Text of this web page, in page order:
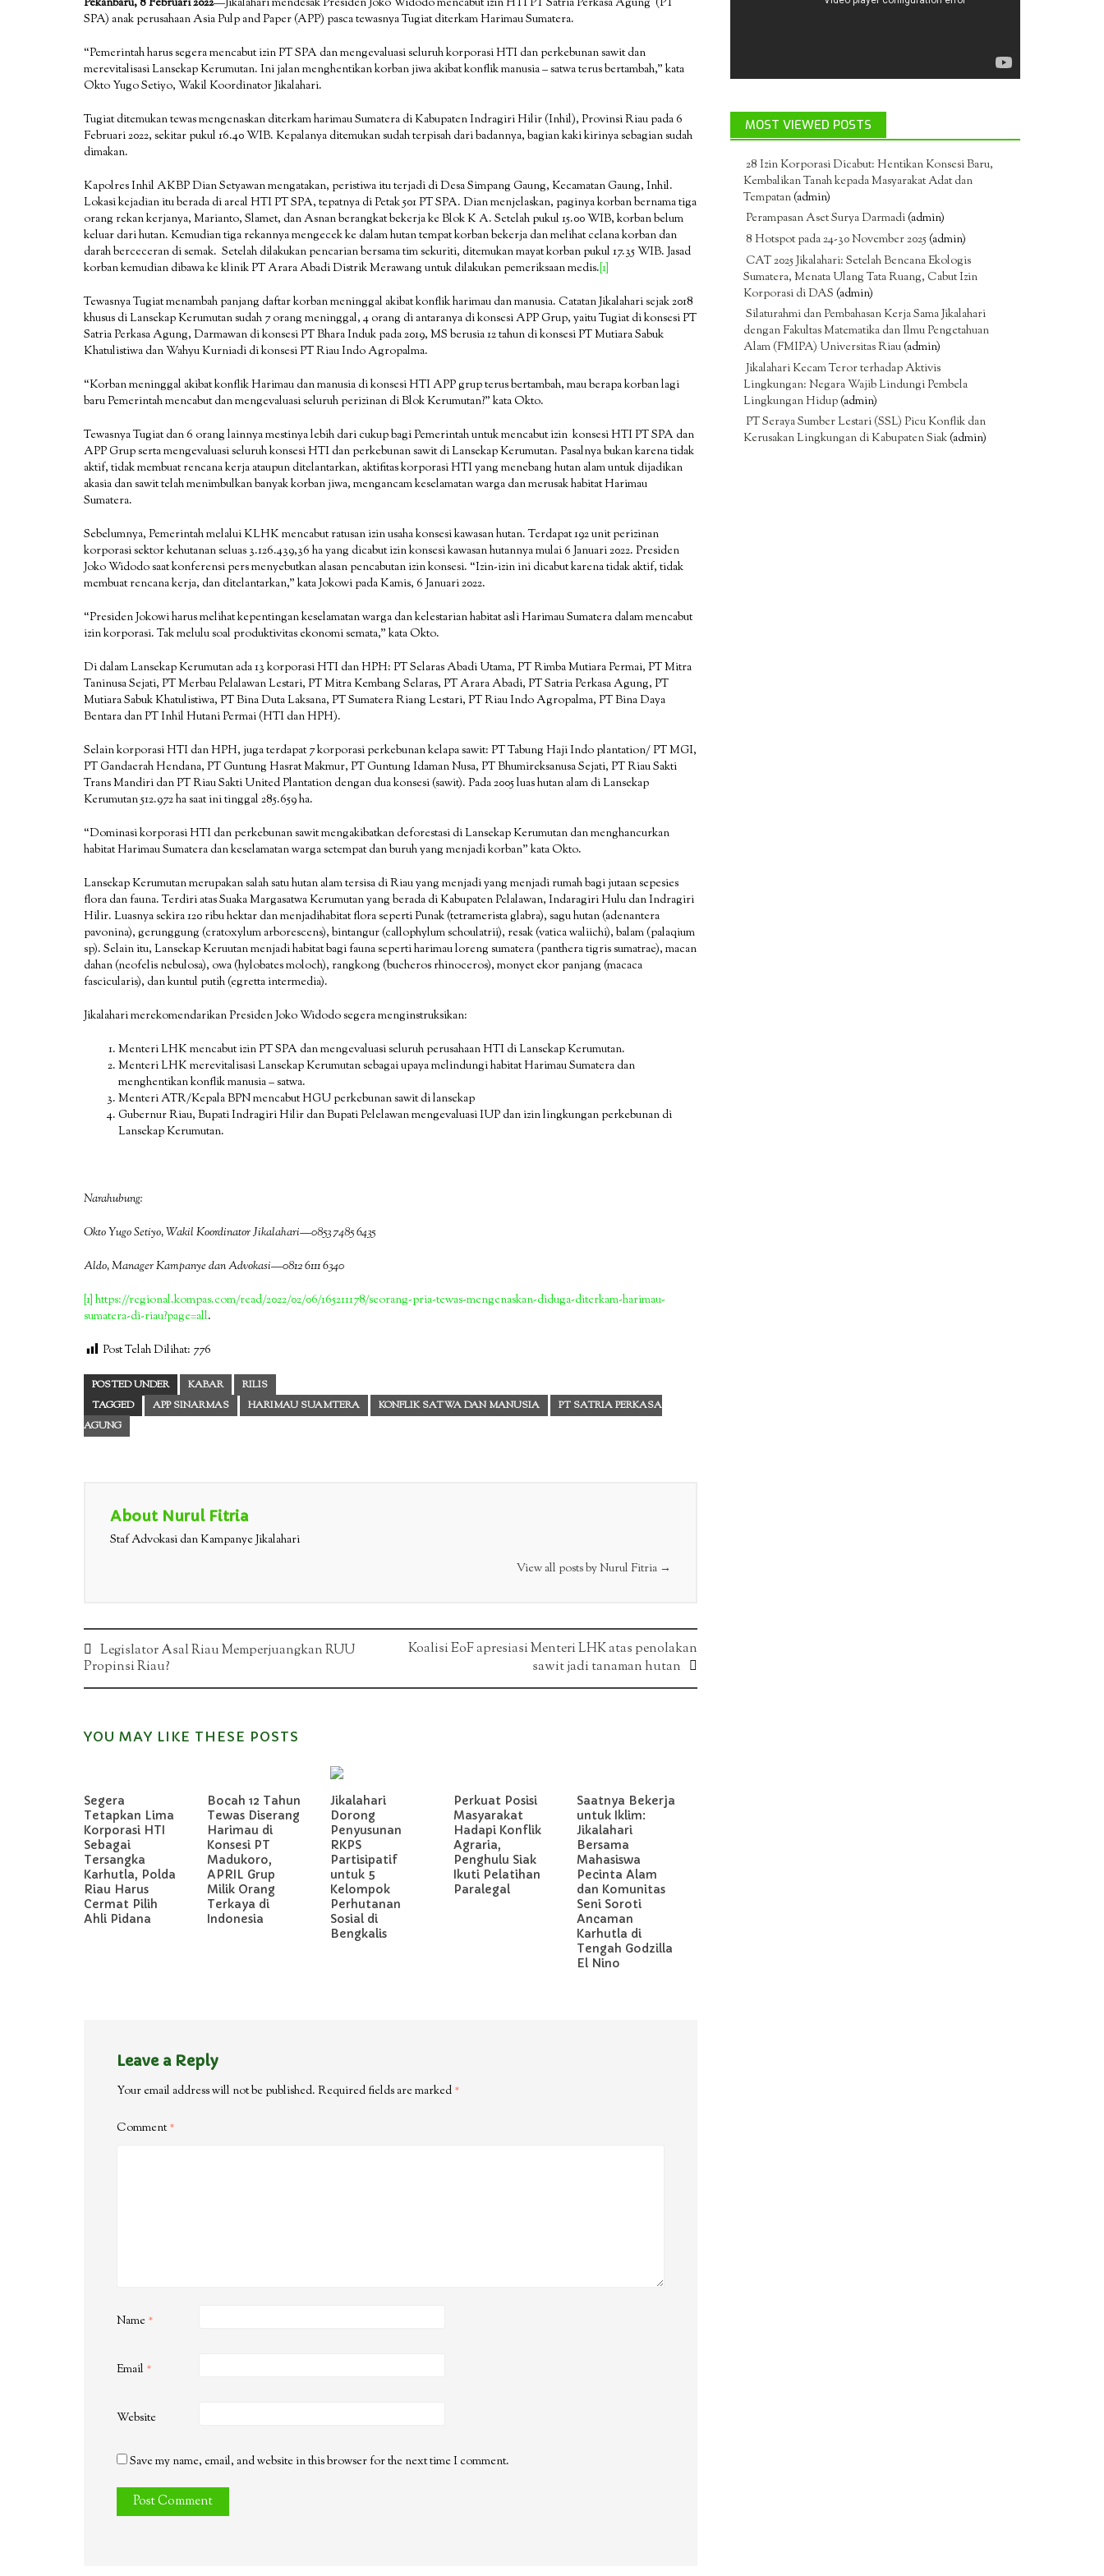
Pekanbaru, 8 Februari 2022—Jikalahari mendesak Presiden Joko Widodo mencabut izin HTI PT Satria Perkasa Agung (PT
SPA) anak perusahaan Asia Pulp and Paper (APP) pasca tewasnya Tugiat diterkam Harimau Sumatera.
“Pemerintah harus segera mencabut izin PT SPA dan mengevaluasi seluruh korporasi HTI dan perkebunan sawit dan
merevitalisasi Lansekap Kerumutan. Ini jalan menghentikan korban jiwa akibat konflik manusia – satwa terus bertambah,” kata
Okto Yugo Setiyo, Wakil Koordinator Jikalahari.
Tugiat ditemukan tewas mengenaskan diterkam harimau Sumatera di Kabupaten Indragiri Hilir (Inhil), Provinsi Riau pada 6
Februari 2022, sekitar pukul 16.40 WIB. Kepalanya ditemukan sudah terpisah dari badannya, bagian kaki kirinya sebagian sudah
dimakan.
Kapolres Inhil AKBP Dian Setyawan mengatakan, peristiwa itu terjadi di Desa Simpang Gaung, Kecamatan Gaung, Inhil.
Lokasi kejadian itu berada di areal HTI PT SPA, tepatnya di Petak 501 PT SPA. Dian menjelaskan, paginya korban bernama tiga
orang rekan kerjanya, Marianto, Slamet, dan Asnan berangkat bekerja ke Blok K A. Setelah pukul 15.00 WIB, korban belum
keluar dari hutan. Kemudian tiga rekannya mengecek ke dalam hutan tempat korban bekerja dan melihat celana korban dan
darah berceceran di semak. Setelah dilakukan pencarian bersama tim sekuriti, ditemukan mayat korban pukul 17.35 WIB. Jasad
korban kemudian dibawa ke klinik PT Arara Abadi Distrik Merawang untuk dilakukan pemeriksaan medis.[1]
Tewasnya Tugiat menambah panjang daftar korban meninggal akibat konflik harimau dan manusia. Catatan Jikalahari sejak 2018
khusus di Lansekap Kerumutan sudah 7 orang meninggal, 4 orang di antaranya di konsesi APP Grup, yaitu Tugiat di konsesi PT
Satria Perkasa Agung, Darmawan di konsesi PT Bhara Induk pada 2019, MS berusia 12 tahun di konsesi PT Mutiara Sabuk
Khatulistiwa dan Wahyu Kurniadi di konsesi PT Riau Indo Agropalma.
“Korban meninggal akibat konflik Harimau dan manusia di konsesi HTI APP grup terus bertambah, mau berapa korban lagi
baru Pemerintah mencabut dan mengevaluasi seluruh perizinan di Blok Kerumutan?” kata Okto.
Tewasnya Tugiat dan 6 orang lainnya mestinya lebih dari cukup bagi Pemerintah untuk mencabut izin konsesi HTI PT SPA dan
APP Grup serta mengevaluasi seluruh konsesi HTI dan perkebunan sawit di Lansekap Kerumutan. Pasalnya bukan karena tidak
aktif, tidak membuat rencana kerja ataupun ditelantarkan, aktifitas korporasi HTI yang menebang hutan alam untuk dijadikan
akasia dan sawit telah menimbulkan banyak korban jiwa, mengancam keselamatan warga dan merusak habitat Harimau
Sumatera.
Sebelumnya, Pemerintah melalui KLHK mencabut ratusan izin usaha konsesi kawasan hutan. Terdapat 192 unit perizinan
korporasi sektor kehutanan seluas 3.126.439,36 ha yang dicabut izin konsesi kawasan hutannya mulai 6 Januari 2022. Presiden
Joko Widodo saat konferensi pers menyebutkan alasan pencabutan izin konsesi. “Izin-izin ini dicabut karena tidak aktif, tidak
membuat rencana kerja, dan ditelantarkan,” kata Jokowi pada Kamis, 6 Januari 2022.
“Presiden Jokowi harus melihat kepentingan keselamatan warga dan kelestarian habitat asli Harimau Sumatera dalam mencabut
izin korporasi. Tak melulu soal produktivitas ekonomi semata,” kata Okto.
Di dalam Lansekap Kerumutan ada 13 korporasi HTI dan HPH: PT Selaras Abadi Utama, PT Rimba Mutiara Permai, PT Mitra
Taninusa Sejati, PT Merbau Pelalawan Lestari, PT Mitra Kembang Selaras, PT Arara Abadi, PT Satria Perkasa Agung, PT
Mutiara Sabuk Khatulistiwa, PT Bina Duta Laksana, PT Sumatera Riang Lestari, PT Riau Indo Agropalma, PT Bina Daya
Bentara dan PT Inhil Hutani Permai (HTI dan HPH).
Selain korporasi HTI dan HPH, juga terdapat 7 korporasi perkebunan kelapa sawit: PT Tabung Haji Indo plantation/ PT MGI,
PT Gandaerah Hendana, PT Guntung Hasrat Makmur, PT Guntung Idaman Nusa, PT Bhumireksanusa Sejati, PT Riau Sakti
Trans Mandiri dan PT Riau Sakti United Plantation dengan dua konsesi (sawit). Pada 2005 luas hutan alam di Lansekap
Kerumutan 512.972 ha saat ini tinggal 285.659 ha.
“Dominasi korporasi HTI dan perkebunan sawit mengakibatkan deforestasi di Lansekap Kerumutan dan menghancurkan
habitat Harimau Sumatera dan keselamatan warga setempat dan buruh yang menjadi korban” kata Okto.
Lansekap Kerumutan merupakan salah satu hutan alam tersisa di Riau yang menjadi yang menjadi rumah bagi jutaan sepesies
flora dan fauna. Terdiri atas Suaka Margasatwa Kerumutan yang berada di Kabupaten Pelalawan, Indaragiri Hulu dan Indragiri
Hilir. Luasnya sekira 120 ribu hektar dan menjadihabitat flora seperti Punak (tetramerista glabra), sagu hutan (adenantera
pavonina), gerunggung (cratoxylum arborescens), bintangur (callophylum schoulatrii), resak (vatica waliichi), balam (palaqium
sp). Selain itu, Lansekap Keruutan menjadi habitat bagi fauna seperti harimau loreng sumatera (panthera tigris sumatrae), macan
dahan (neofelis nebulosa), owa (hylobates moloch), rangkong (bucheros rhinoceros), monyet ekor panjang (macaca
fascicularis), dan kuntul putih (egretta intermedia).
Jikalahari merekomendarikan Presiden Joko Widodo segera menginstruksikan:
Menteri LHK mencabut izin PT SPA dan mengevaluasi seluruh perusahaan HTI di Lansekap Kerumutan.
Menteri LHK merevitalisasi Lansekap Kerumutan sebagai upaya melindungi habitat Harimau Sumatera dan
menghentikan konflik manusia – satwa.
Menteri ATR/Kepala BPN mencabut HGU perkebunan sawit di lansekap
Gubernur Riau, Bupati Indragiri Hilir dan Bupati Pelelawan mengevaluasi IUP dan izin lingkungan perkebunan di
Lansekap Kerumutan.
Narahubung:
Okto Yugo Setiyo, Wakil Koordinator Jikalahari—0853 7485 6435
Aldo, Manager Kampanye dan Advokasi—0812 6111 6340
[1] https://regional.kompas.com/read/2022/02/06/165211178/seorang-pria-tewas-mengenaskan-diduga-diterkam-harimau-
sumatera-di-riau?page=all.
Post Telah Dilihat: 776
POSTED UNDER KABAR
RILIS
TAGGED
APP SINARMAS HARIMAU SUAMTERA KONFLIK SATWA DAN MANUSIA
PT SATRIA PERKASA
AGUNG
About Nurul Fitria
Staf Advokasi dan Kampanye Jikalahari
View all posts by Nurul Fitria →
Post
navigation
Legislator Asal Riau Memperjuangkan RUU
Propinsi Riau?
Koalisi EoF apresiasi Menteri LHK atas penolakan
sawit jadi tanaman hutan
YOU MAY LIKE THESE POSTS
Segera
Tetapkan Lima
Korporasi HTI
Sebagai
Tersangka
Karhutla, Polda
Riau Harus
Cermat Pilih
Ahli Pidana
Bocah 12 Tahun
Tewas Diserang
Harimau di
Konsesi PT
Madukoro,
APRIL Grup
Milik Orang
Terkaya di
Indonesia
Jikalahari
Dorong
Penyusunan
RKPS
Partisipatif
untuk 5
Kelompok
Perhutanan
Sosial di
Bengkalis
Perkuat Posisi
Masyarakat
Hadapi Konflik
Agraria,
Penghulu Siak
Ikuti Pelatihan
Paralegal
Saatnya Bekerja
untuk Iklim:
Jikalahari
Bersama
Mahasiswa
Pecinta Alam
dan Komunitas
Seni Soroti
Ancaman
Karhutla di
Tengah Godzilla
El Nino
Leave a Reply
Your email address will not be published. Required fields are marked *
Comment*
Name *
Email *
Website
Save my name, email, and website in this browser for the next time I comment.
MOST VIEWED POSTS
28 Izin Korporasi Dicabut: Hentikan Konsesi Baru,
Kembalikan Tanah kepada Masyarakat Adat dan
Tempatan(admin)
Perampasan Aset Surya Darmadi(admin)
8 Hotspot pada 24-30 November 2025(admin)
CAT 2025 Jikalahari: Setelah Bencana Ekologis
Sumatera, Menata Ulang Tata Ruang, Cabut Izin
Korporasi di DAS (admin)
Silaturahmi dan Pembahasan Kerja Sama Jikalahari
dengan Fakultas Matematika dan Ilmu Pengetahuan
Alam (FMIPA) Universitas Riau(admin)
Jikalahari Kecam Teror terhadap Aktivis
Lingkungan: Negara Wajib Lindungi Pembela
Lingkungan Hidup(admin)
PT Seraya Sumber Lestari (SSL) Picu Konflik dan
Kerusakan Lingkungan di Kabupaten Siak(admin)